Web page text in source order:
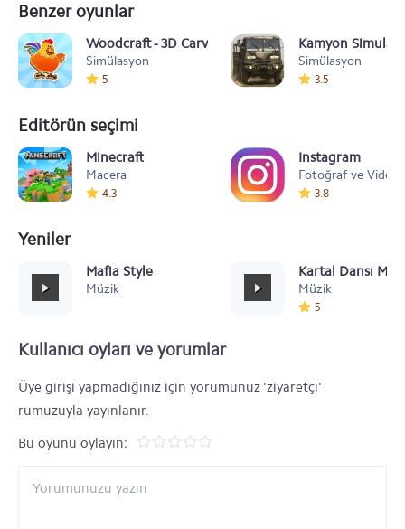
Benzer oyunlar
Woodcraft - 3D Carving Game
Simülasyon
5
Kamyon
Simülasyon
3.5
Editörün seçimi
Minecraft
Macera
4.3
Instagram
Fotoğraf ve Video
3.8
Yeniler
Mafia Style
Müzik
Kartal Dansı
Müzik
5
Kullanıcı oyları ve yorumlar
Üye girişi yapmadığınız için yorumunuz 'ziyaretçi'
rumuzuyla yayınlanır.
Bu oyunu oylayın: